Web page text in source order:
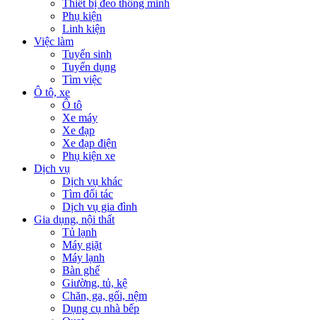
Thiết bị đeo thông minh
Phụ kiện
Linh kiện
Việc làm
Tuyển sinh
Tuyển dụng
Tìm việc
Ô tô, xe
Ô tô
Xe máy
Xe đạp
Xe đạp điện
Phụ kiện xe
Dịch vụ
Dịch vụ khác
Tìm đối tác
Dịch vụ gia đình
Gia dụng, nội thất
Tủ lạnh
Máy giặt
Máy lạnh
Bàn ghế
Giường, tủ, kệ
Chăn, ga, gối, nệm
Dụng cụ nhà bếp